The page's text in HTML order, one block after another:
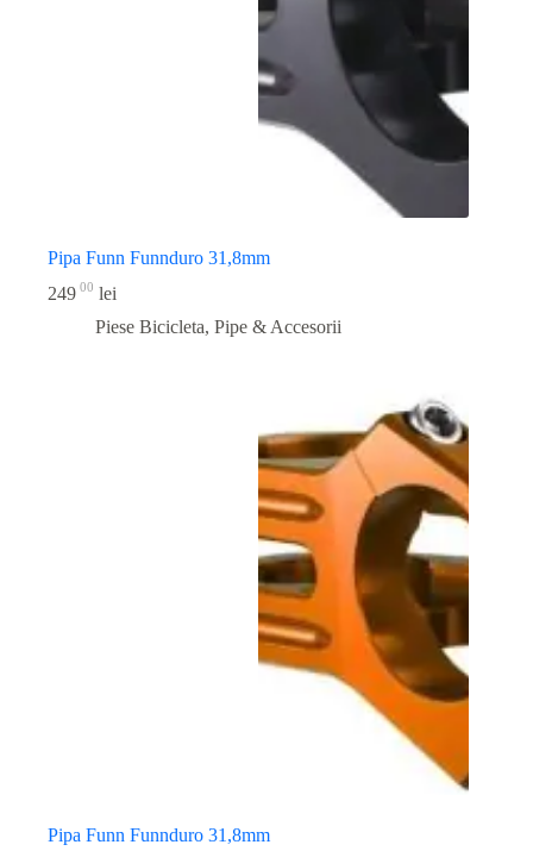
Pipa Funn Funnduro 31,8mm
249 00 lei
Piese Bicicleta, Pipe & Accesorii
Pipa Funn Funnduro 31,8mm